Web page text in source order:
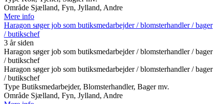
Område Sjælland, Fyn, Jylland, Andre
Mere info
Haragon søger job som butiksmedarbejder / blomsterhandler / bager
/ butikschef
3 år siden
Haragon søger job som butiksmedarbejder / blomsterhandler / bager
/ butikschef
Haragon søger job som butiksmedarbejder / blomsterhandler / bager
/ butikschef
Type Butiksmedarbejder, Blomsterhandler, Bager mv.
Område Sjælland, Fyn, Jylland, Andre